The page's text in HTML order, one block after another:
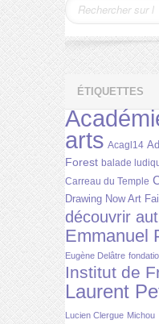
ÉTIQUETTES
arts Acagl14
Forest balade
Carreau du Temple
Drawing Now Art
découvrir
Emmanuel
Eugène Delâtre
Institut de
Laurent
Lucien Clergue Michou